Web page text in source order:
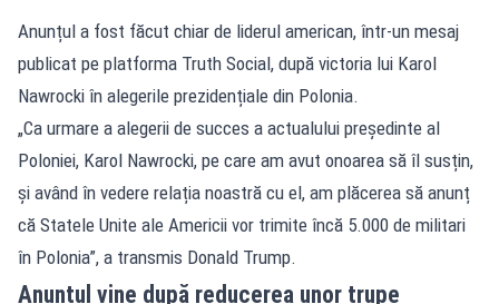
Anunțul a fost făcut chiar de liderul american, într-un mesaj
publicat pe platforma Truth Social, după victoria lui Karol
Nawrocki în alegerile prezidențiale din Polonia.
„Ca urmare a alegerii de succes a actualului președinte al
Poloniei, Karol Nawrocki, pe care am avut onoarea să îl susțin,
și având în vedere relația noastră cu el, am plăcerea să anunț
că Statele Unite ale Americii vor trimite încă 5.000 de militari
în Polonia”, a transmis Donald Trump.
Anunțul vine după reducerea unor trupe